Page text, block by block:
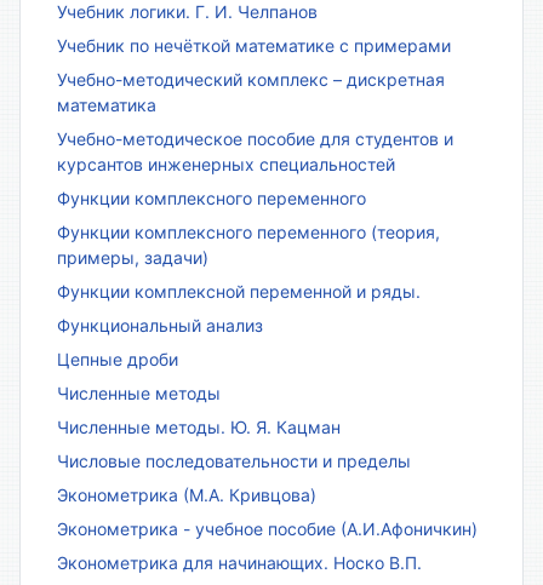
Учебник логики. Г. И. Челпанов
Учебник по нечёткой математике с примерами
Учебно-методический комплекс – дискретная
математика
Учебно-методическое пособие для студентов и
курсантов инженерных специальностей
Функции комплексного переменного
Функции комплексного переменного (теория,
примеры, задачи)
Функции комплексной переменной и ряды.
Функциональный анализ
Цепные дроби
Численные методы
Численные методы. Ю. Я. Кацман
Числовые последовательности и пределы
Эконометрика (М.А. Кривцова)
Эконометрика - учебное пособие (А.И.Афоничкин)
Эконометрика для начинающих. Носко В.П.